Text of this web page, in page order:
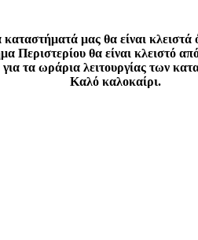
μας θα είναι
Περιστερίου θα είναι κλειστό
τα ωράρια λειτουργίας των
Καλό καλοκαίρι.